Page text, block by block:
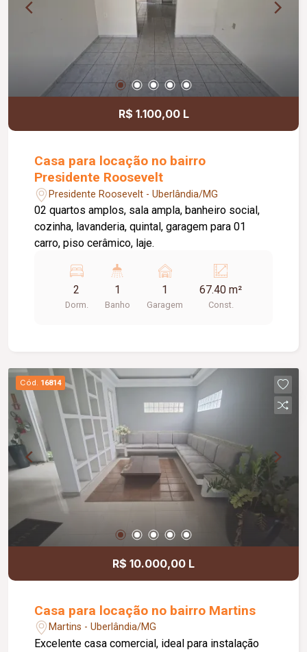
R$ 1.100,00 L
Casa para locação no bairro
Presidente Roosevelt
Presidente Roosevelt - Uberlândia/MG
02 quartos amplos, sala ampla, banheiro social,
cozinha, lavanderia, quintal, garagem para 01
carro, piso cerâmico, laje.
2
Dorm.
1
Banho
1
Garagem
67.40 m²
Const.
Cód. 16814
R$ 10.000,00 L
Casa para locação no bairro Martins
Martins - Uberlândia/MG
Excelente casa comercial, ideal para instalação